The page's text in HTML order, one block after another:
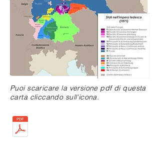
Puoi scaricare la versione pdf di questa
carta cliccando sull'icona.